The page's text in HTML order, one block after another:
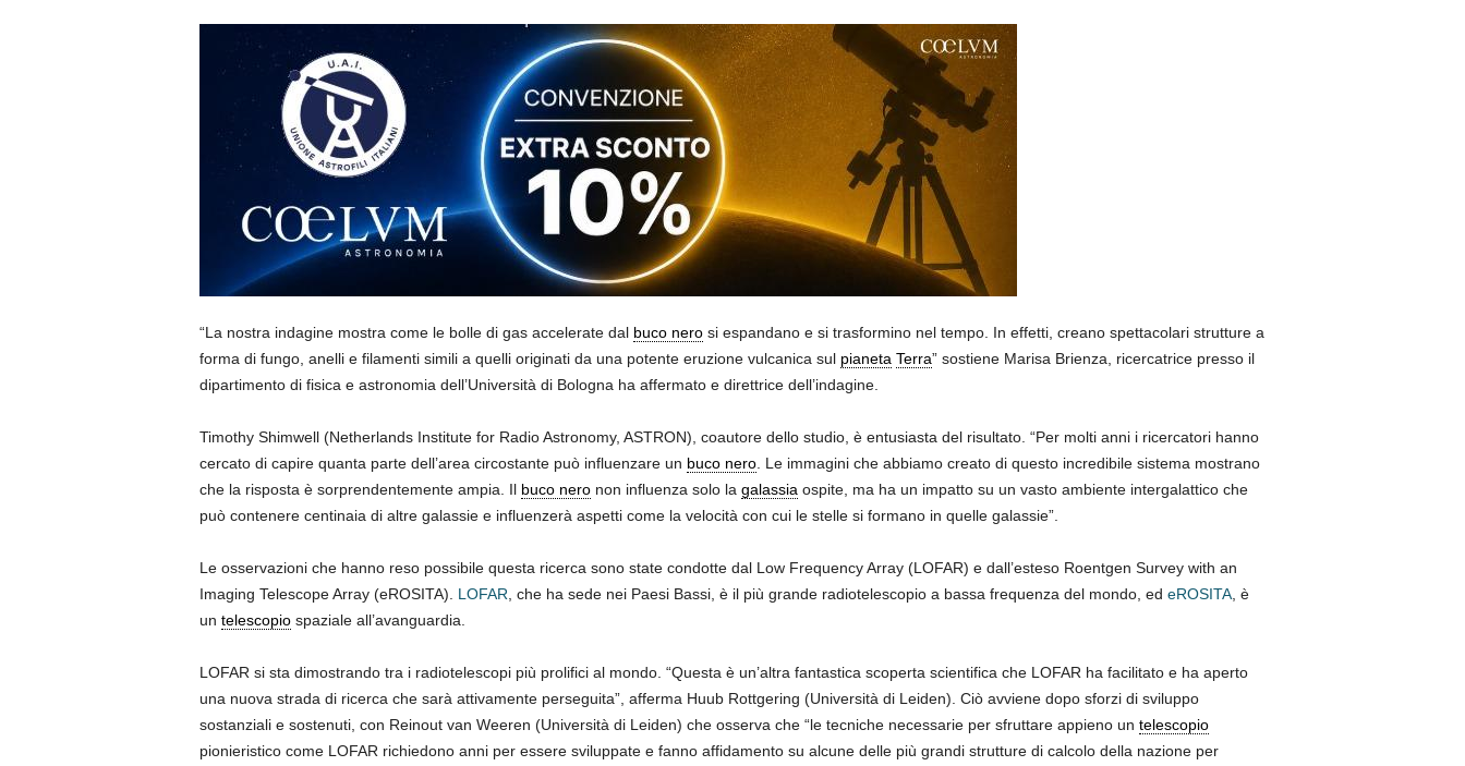
“La nostra indagine mostra come le bolle di gas accelerate dal buco nerosi espandano e si trasformino nel tempo. In effetti, creano spettacolari strutture a
forma di fungo, anelli e filamenti simili a quelli originati da una potente eruzione vulcanica sul pianeta Terra” sostiene Marisa Brienza, ricercatrice presso il
dipartimento di fisica e astronomia dell’Università di Bologna ha affermato e direttrice dell’indagine.
Timothy Shimwell (Netherlands Institute for Radio Astronomy, ASTRON), coautore dello studio, è entusiasta del risultato. “Per molti anni i ricercatori hanno
cercato di capire quanta parte dell’area circostante può influenzare un buco nero. Le immagini che abbiamo creato di questo incredibile sistema mostrano
che la risposta è sorprendentemente ampia. Il buco neronon influenza solo la galassia ospite, ma ha un impatto su un vasto ambiente intergalattico che
può contenere centinaia di altre galassie e influenzerà aspetti come la velocità con cui le stelle si formano in quelle galassie”.
Le osservazioni che hanno reso possibile questa ricerca sono state condotte dal Low Frequency Array (LOFAR) e dall’esteso Roentgen Survey with an
Imaging Telescope Array (eROSITA). LOFAR , che ha sede nei Paesi Bassi, è il più grande radiotelescopio a bassa frequenza del mondo, ed eROSITA, è
un telescopiospaziale all’avanguardia.
LOFAR si sta dimostrando tra i radiotelescopi più prolifici al mondo. “Questa è un’altra fantastica scoperta scientifica che LOFAR ha facilitato e ha aperto
una nuova strada di ricerca che sarà attivamente perseguita”, afferma Huub Rottgering (Università di Leiden). Ciò avviene dopo sforzi di sviluppo
sostanziali e sostenuti, con Reinout van Weeren (Università di Leiden) che osserva che “le tecniche necessarie per sfruttare appieno un telescopio
pionieristico come LOFAR richiedono anni per essere sviluppate e fanno affidamento su alcune delle più grandi strutture di calcolo della nazione per